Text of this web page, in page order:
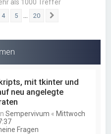
als 1000 Treffer
4 5 … 20
mit tkinter und
neu angelegte
Sempervivum « Mittwoch
Fragen